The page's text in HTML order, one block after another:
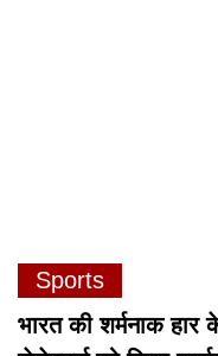
Sports
भारत की शर्मनाक